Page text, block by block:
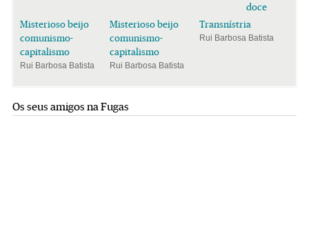
Misterioso beijo
comunismo-
capitalismo
Rui Barbosa Batista
Misterioso beijo
comunismo-
capitalismo
Rui Barbosa Batista
doce
Transnístria
Rui Barbosa Batista
Os seus amigos na Fugas